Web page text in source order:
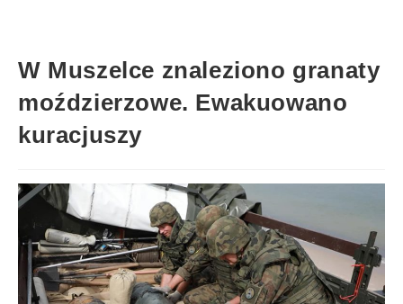
W Muszelce znaleziono granaty
moździerzowe. Ewakuowano
kuracjuszy